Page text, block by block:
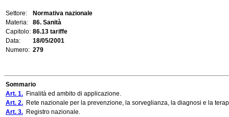
Settore:
Normativa nazionale
Materia:
86. Sanità
Capitolo: 86.13 tariffe
Data:
18/05/2001
Numero: 279
Sommario
Art. 1. Finalità ed ambito di applicazione.
Art. 2. Rete nazionale per la prevenzione, la sorveglianza, la diagnosi e la
Art. 3. Registro nazionale.